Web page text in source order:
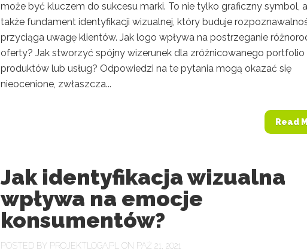
może być kluczem do sukcesu marki. To nie tylko graficzny symbol,
także fundament identyfikacji wizualnej, który buduje
przyciąga uwagę klientów. Jak logo wpływa na postrzeganie
oferty? Jak stworzyć spójny wizerunek dla zróżnicowanego portfolio
produktów lub usług? Odpowiedzi na te pytania mogą okazać się
nieocenione, zwłaszcza...
Read
Jak identyfikacja wizualna
wpływa na emocje
konsumentów?
POSTED BY PROJEKTLOGA.PL ON PAŹ 21, 2021